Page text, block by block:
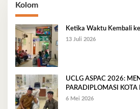
Kolom
Ketika Waktu Kembali
13 Juli 2026
UCLG ASPAC 2026:
PARADIPLOMASI KOTA
6 Mei 2026